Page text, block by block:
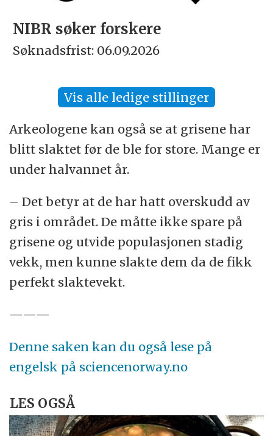
NIBR søker forskere
Søknadsfrist: 06.09.2026
Vis alle ledige stillinger
Arkeologene kan også se at grisene har
blitt slaktet før de ble for store. Mange er
under halvannet år.
– Det betyr at de har hatt overskudd av
gris i området. De måtte ikke spare på
grisene og utvide populasjonen stadig
vekk, men kunne slakte dem da de fikk
perfekt slaktevekt.
———
Denne saken kan du også lese på
engelsk på sciencenorway.no
LES OGSÅ